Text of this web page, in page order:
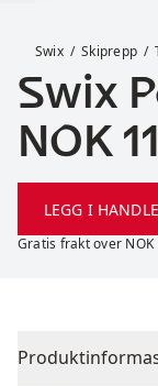
Swix Skiprepp
Swix
Pris:
NOK 11
LEGG I
Gratis frakt over